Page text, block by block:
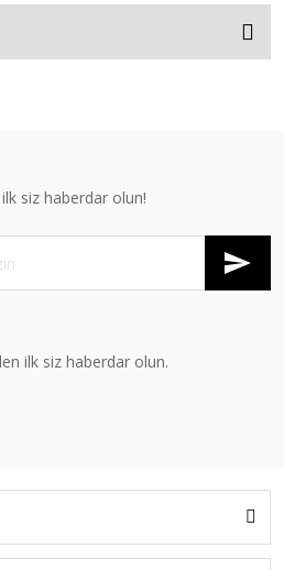
siz haberdar olun!
ilk siz haberdar olun.